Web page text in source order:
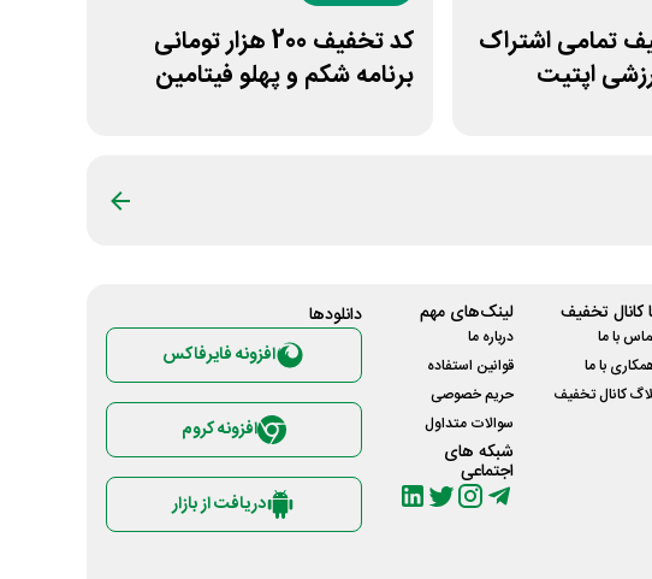
تمامی اشتراک
اپتیت
کد تخفیف 200 هزار تومانی
برنامه شکم و پهلو فیتامین
کانال تخفیف
با ما
با ما
کانال تخفیف
لینک‌های مهم
درباره ما
قوانین استفاده
حریم خصوصی
سوالات متداول
شبکه های
اجتماعی
دانلود‌ها
افزونه فایرفاکس
افزونه کروم
دریافت از بازار